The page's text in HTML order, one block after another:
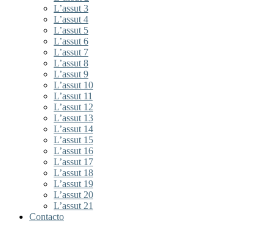
L’assut 3
L’assut 4
L’assut 5
L’assut 6
L’assut 7
L’assut 8
L’assut 9
L’assut 10
L’assut 11
L’assut 12
L’assut 13
L’assut 14
L’assut 15
L’assut 16
L’assut 17
L’assut 18
L’assut 19
L’assut 20
L’assut 21
Contacto